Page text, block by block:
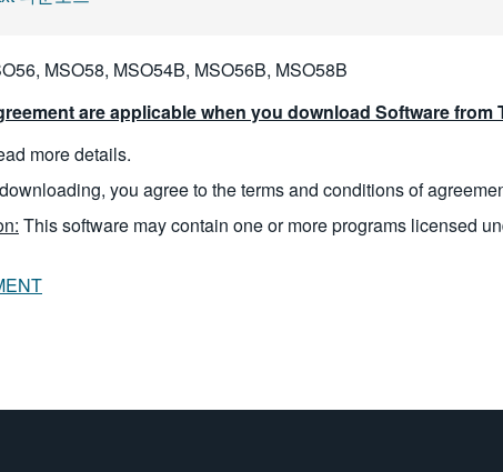
MSO58, MSO54B, MSO56B, MSO58B
are applicable when you download Software from
more details.
you agree to the terms and conditions of
This software may contain one or more programs licensed